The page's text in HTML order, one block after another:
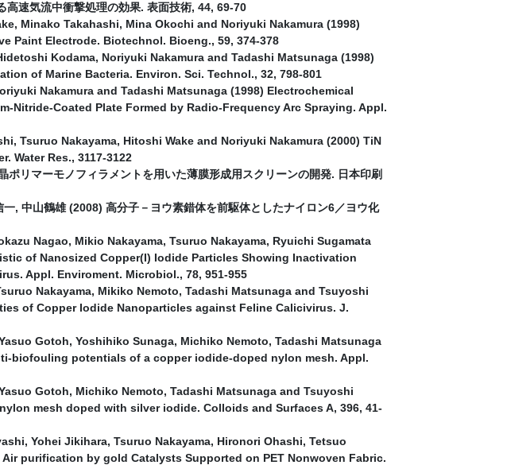
速気流中衝撃処理の効果. 表面技術, 44, 69-70
Minako Takahashi, Mina Okochi and Noriyuki Nakamura (1998)
Paint Electrode. Biotechnol. Bioeng., 59, 374-378
Kodama, Noriyuki Nakamura and Tadashi Matsunaga (1998)
of Marine Bacteria. Environ. Sci. Technol., 32, 798-801
Nakamura and Tadashi Matsunaga (1998) Electrochemical
Nitride-Coated Plate Formed by Radio-Frequency Arc Spraying. Appl.
Tsuruo Nakayama, Hitoshi Wake and Noriyuki Nakamura (2000) TiN
Water Res., 3117-3122
リマーモノフィラメントを用いた薄膜形成用スクリーンの開発. 日本印刷
, 中山鶴雄 (2008) 高分子－ヨウ素錯体を前駆体としたナイロン6／ヨウ化
Nagao, Mikio Nakayama, Tsuruo Nakayama, Ryuichi Sugamata
of Nanosized Copper(I) Iodide Particles Showing Inactivation
Appl. Enviroment. Microbiol., 78, 951-955
Nakayama, Mikiko Nemoto, Tadashi Matsunaga and Tsuyoshi
of Copper Iodide Nanoparticles against Feline Calicivirus. J.
Gotoh, Yoshihiko Sunaga, Michiko Nemoto, Tadashi Matsunaga
biofouling potentials of a copper iodide-doped nylon mesh. Appl.
Gotoh, Michiko Nemoto, Tadashi Matsunaga and Tsuyoshi
mesh doped with silver iodide. Colloids and Surfaces A, 396, 41-
Yohei Jikihara, Tsuruo Nakayama, Hironori Ohashi, Tetsuo
Air purification by gold Catalysts Supported on PET Nonwoven Fabric.